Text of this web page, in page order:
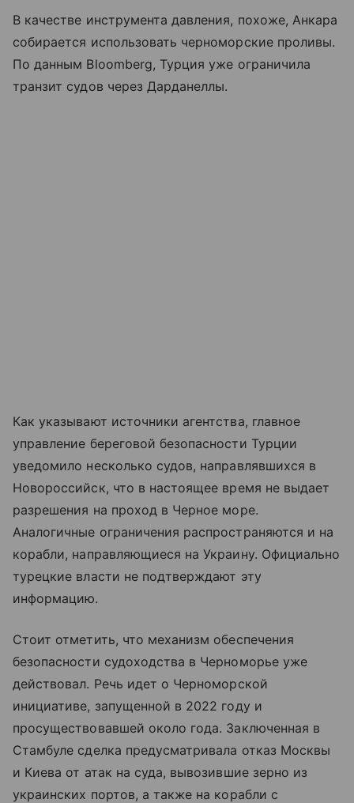
В качестве инструмента давления, похоже, Анкара
собирается использовать черноморские проливы.
По данным Bloomberg, Турция уже ограничила
транзит судов через Дарданеллы.
Как указывают источники агентства, главное
управление береговой безопасности Турции
уведомило несколько судов, направлявшихся в
Новороссийск, что в настоящее время не выдает
разрешения на проход в Черное море.
Аналогичные ограничения распространяются и на
корабли, направляющиеся на Украину. Официально
турецкие власти не подтверждают эту
информацию.
Стоит отметить, что механизм обеспечения
безопасности судоходства в Черноморье уже
действовал. Речь идет о Черноморской
инициативе, запущенной в 2022 году и
просуществовавшей около года. Заключенная в
Стамбуле сделка предусматривала отказ Москвы
и Киева от атак на суда, вывозившие зерно из
украинских портов, а также на корабли с